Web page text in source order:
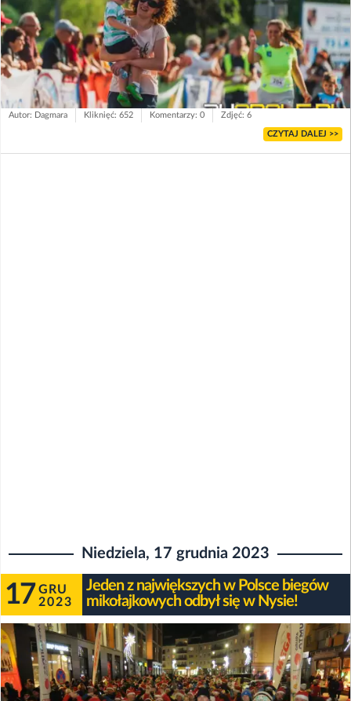
Autor: Dagmara Kliknięć: 652 Komentarzy: 0 Zdjęć: 6
CZYTAJ DALEJ >>
Niedziela, 17 grudnia 2023
17 GRU
2023
Jeden z największych w Polsce biegów
mikołajkowych odbył się w Nysie!